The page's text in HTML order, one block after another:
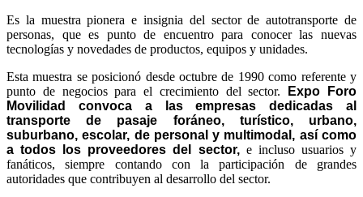
Es la muestra pionera e insignia del sector de autotransporte de
personas, que es punto de encuentro para conocer las nuevas
tecnologías y novedades de productos, equipos y unidades.
Esta muestra se posicionó desde octubre de 1990 como referente y
punto de negocios para el crecimiento del sector.
Expo Foro
Movilidad convoca a las empresas dedicadas al
transporte de pasaje foráneo, turístico, urbano,
suburbano, escolar, de personal y multimodal, así como
a todos los proveedores del sector,e incluso usuarios y
fanáticos, siempre contando con la participación de grandes
autoridades que contribuyen al desarrollo del sector.